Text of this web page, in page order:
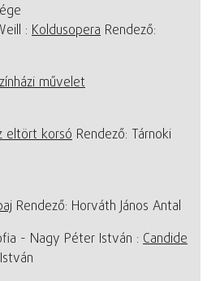
: Koldusopera Rendező:
művelet
eltört korsó Rendező: Tárnoki
Rendező: Horváth János Antal
- Nagy Péter István : Candide